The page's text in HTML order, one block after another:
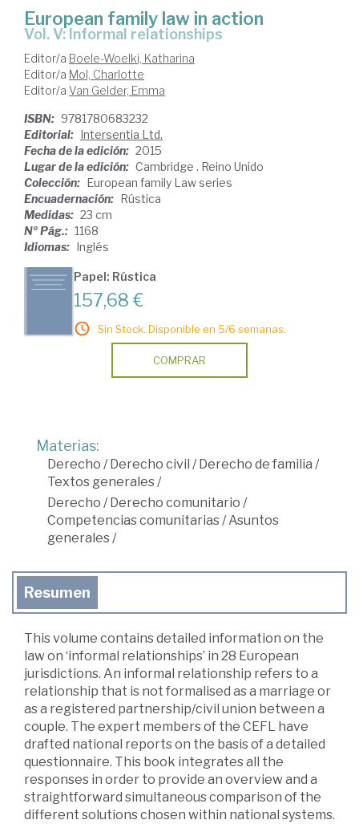
European family law in action
Vol. V: Informal relationships
Editor/a Boele-Woelki, Katharina
Editor/a Mol, Charlotte
Editor/a Van Gelder, Emma
ISBN: 9781780683232
Editorial: Intersentia Ltd.
Fecha de la edición: 2015
Lugar de la edición: Cambridge . Reino Unido
Colección: European family Law series
Encuadernación: Rústica
Medidas: 23 cm
Nº Pág.: 1168
Idiomas: Inglés
Papel: Rústica
157,68 €
Sin Stock. Disponible en 5/6 semanas.
COMPRAR
Materias:
Derecho /Derecho civil /Derecho de familia /
Textos generales /
Derecho /Derecho comunitario /
Competencias comunitarias /Asuntos
generales /
Resumen
This volume contains detailed information on the
law on ‘informal relationships’ in 28 European
jurisdictions. An informal relationship refers to a
relationship that is not formalised as a marriage or
as a registered partnership/civil union between a
couple. The expert members of the CEFL have
drafted national reports on the basis of a detailed
questionnaire. This book integrates all the
responses in order to provide an overview and a
straightforward simultaneous comparison of the
different solutions chosen within national systems.